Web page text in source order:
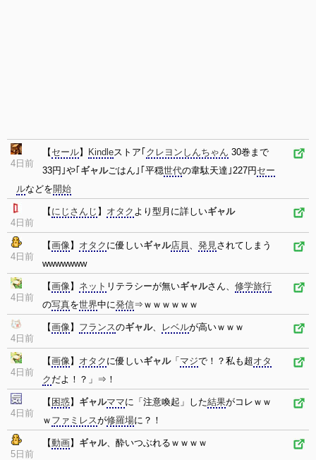
4日前
【 セール】 Kindleストア｢ クレヨンしんちゃん 30巻まで
33円｣や｢ ギャルごはん｣｢平穏世代の韋駄天達｣227円 セー
ルなどを開始
4日前
【 にじさんじ 】 オタク より型月に詳しいギャル
4日前
【画像】 オタク に優しいギャル店員 、 発見されてしまう
wwwwwww
4日前
【画像】 ネット リテラシーが無いギャルさん、 修学旅行
の写真を世界中に発信⇒ｗｗｗｗｗｗ
4日前
【画像】 フランスのギャル、 レベルが高いｗｗｗ
4日前
【画像】 オタク に優しいギャル「 マジで！？私も超オタ
ク だよ！？」⇒！
4日前
【 困惑】 ギャルママに「注意喚起」した結果がコレｗｗ
ｗ ファミレスが修羅場に？！
5日前
【動画】 ギャル、酔いつぶれるｗｗｗｗ